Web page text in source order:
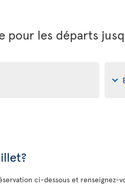
pour les départs
ci-dessous et renseignez-